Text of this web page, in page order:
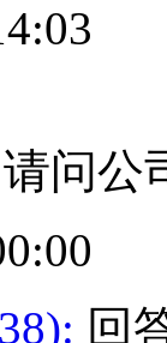
问
回